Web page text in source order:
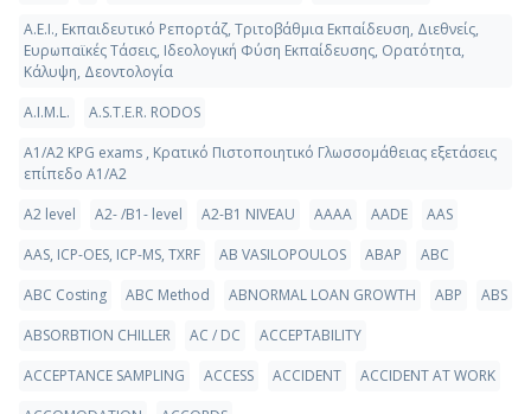
A.E.I., Εκπαιδευτικό Ρεπορτάζ, Τριτοβάθμια Εκπαίδευση, Διεθνείς,
Ευρωπαϊκές Τάσεις, Ιδεολογική Φύση Εκπαίδευσης, Ορατότητα,
Κάλυψη, Δεοντολογία
A.I.M.L.
A.S.T.E.R. RODOS
A1/A2 KPG exams , Κρατικό Πιστοποιητικό Γλωσσομάθειας εξετάσεις
επίπεδο Α1/Α2
A2 level
A2- /B1- level A2-B1 NIVEAU AAAA AADE
AAS
AAS, ICP-OES, ICP-MS, TXRF
AB VASILOPOULOS ABAP
ABC
ABC Costing
ABC Method ABNORMAL LOAN GROWTH ABP
ABS
ABSORBTION CHILLER
AC / DC
ACCEPTABILITY
ACCEPTANCE SAMPLING
ACCESS ACCIDENT
ACCIDENT AT WORK